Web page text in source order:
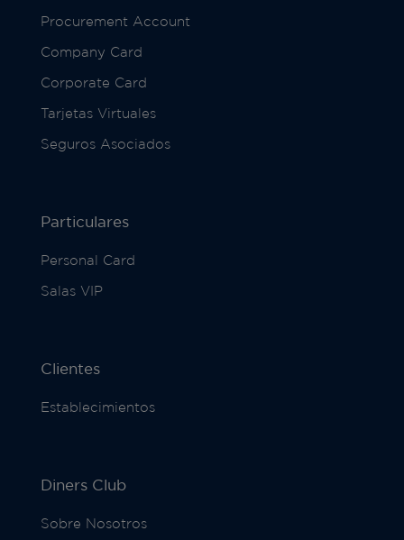
Procurement Account
Company Card
Corporate Card
Tarjetas Virtuales
Seguros Asociados
Particulares
Personal Card
Salas VIP
Clientes
Establecimientos
Diners Club
Sobre Nosotros